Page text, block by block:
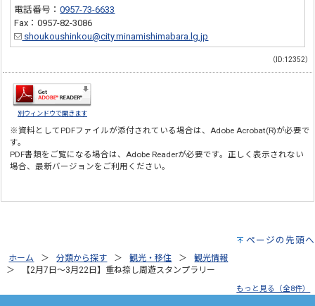
電話番号：0957-73-6633
Fax：0957-82-3086
shoukoushinkou@city.minamishimabara.lg.jp
（ID:12352）
別ウィンドウで開きます
※資料としてPDFファイルが添付されている場合は、Adobe Acrobat(R)が必要で
す。
PDF書類をご覧になる場合は、Adobe Readerが必要です。正しく表示されない
場合、最新バージョンをご利用ください。
ページの先頭へ
ホーム 分類から探す 観光・移住
観光情報
【2月7日～3月22日】重ね捺し周遊スタンプラリー
もっと見る（全8件）